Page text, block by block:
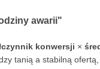
awarii"
konwersji ×
tanią a stabilną